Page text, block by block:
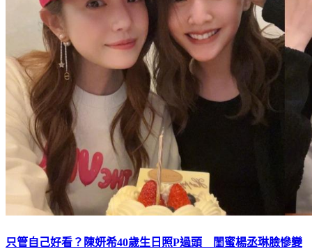
只管自己好看？陳妍希40歲生日照P過頭 閨蜜楊丞琳臉慘變